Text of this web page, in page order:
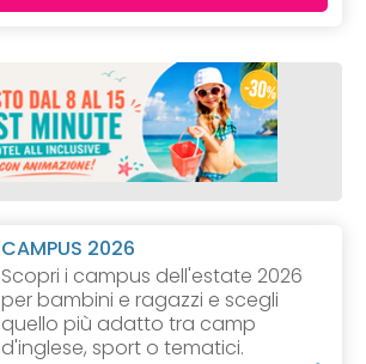
CAMPUS 2026
Scopri i campus dell'estate 2026
per bambini e ragazzi e scegli
quello più adatto tra camp
d'inglese, sport o tematici.